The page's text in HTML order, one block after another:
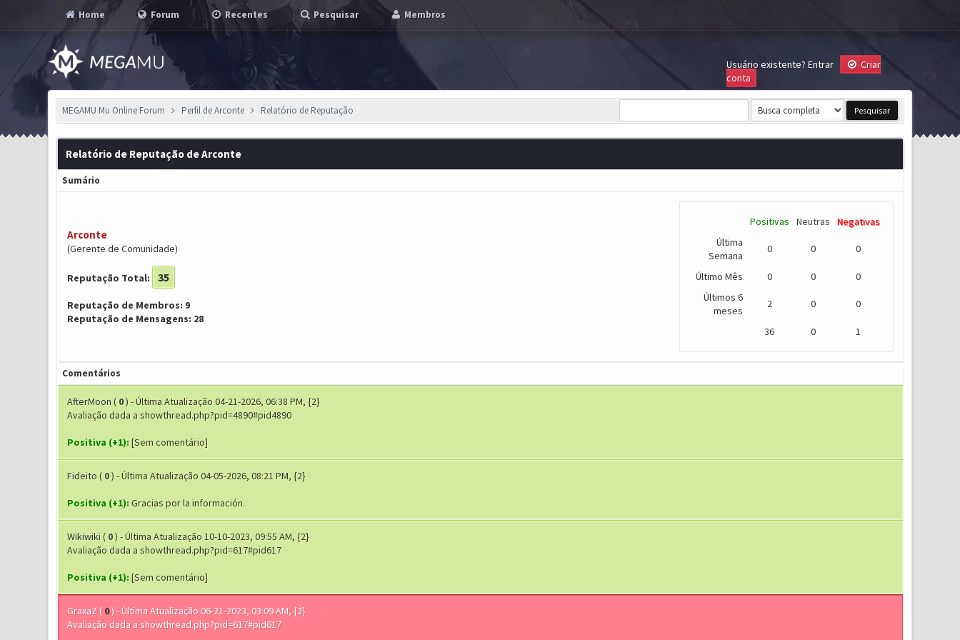
Home Forum Recentes Pesquisar Membros
Usuário existente? Entrar
Criar
conta
MEGAMU Mu Online Forum Perfil de Arconte Relatório de Reputação
Relatório de Reputação de Arconte
Sumário
Arconte
(Gerente de Comunidade)
Reputação Total: 35
Reputação de Membros: 9
Reputação de Mensagens: 28
Positivas Neutras
Negativas
Última
Semana
0 0 0
Último Mês 0 0
0
Últimos 6
meses
2 0 0
36 0 1
Comentários
AfterMoon ( 0) - Última Atualização 04-21-2026, 06:38 PM, {2}
Avaliação dada a showthread.php?pid=4890#pid4890
Positiva (+1): [Sem comentário]
Fideito ( 0) - Última Atualização 04-05-2026, 08:21 PM, {2}
Positiva (+1): Gracias por la información.
Wikiwiki ( 0) - Última Atualização 10-10-2023, 09:55 AM, {2}
Avaliação dada a showthread.php?pid=617#pid617
Positiva (+1): [Sem comentário]
GraxaZ ( 0) - Última Atualização 06-21-2023, 03:09 AM, {2}
Avaliação dada a showthread.php?pid=617#pid617